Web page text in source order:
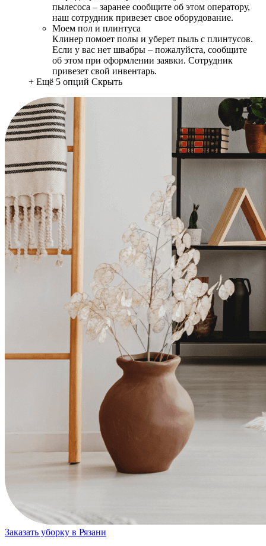
пылесоса – заранее сообщите об этом оператору,
наш сотрудник привезет свое оборудование.
Моем пол и плинтуса
Клинер помоет полы и уберет пыль с плинтусов.
Если у вас нет швабры – пожалуйста, сообщите
об этом при оформлении заявки. Сотрудник
привезет свой инвентарь.
+ Ещё 5 опций Скрыть
Заказать уборку в Рязани